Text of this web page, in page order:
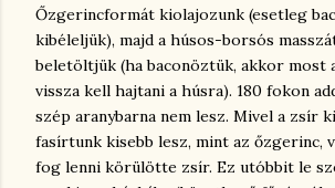
Őzgerincformát kiolajozunk (esetleg
kibéleljük), majd a húsos-borsós
beletöltjük (ha baconöztük, akkor most
vissza kell hajtani a húsra). 180 fokon
szép aranybarna nem lesz. Mivel a zsír
fasírtunk kisebb lesz, mint az őzgerinc,
fog lenni körülötte zsír. Ez utóbbit le